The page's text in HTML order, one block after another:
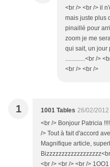
<br /> <br /> il
mais juste plus
pinaillé pour
zoom je me
qui sait, un jour
.............<br />
<br /> <br />
1 1001 Tables 26/02/2012
<br /> Bonjour Patricia
/> Tout à fait d'accord
Magnifique article,
<br /> <br /> <br />